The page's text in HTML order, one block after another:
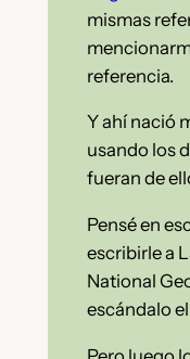
mismas
referencia.
Y ahí nació
usando los
fueran de
Pensé en
escribirle a
National
escándalo